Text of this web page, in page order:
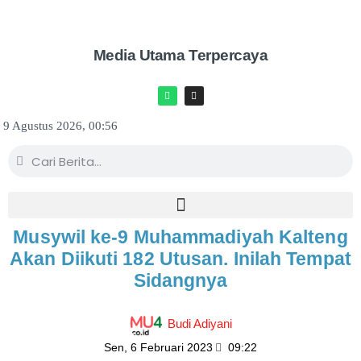
Media Utama Terpercaya
9 Agustus 2026, 00:56
Musywil ke-9 Muhammadiyah Kalteng
Akan Diikuti 182 Utusan. Inilah Tempat
Sidangnya
Budi Adiyani
Sen, 6 Februari 2023 09:22